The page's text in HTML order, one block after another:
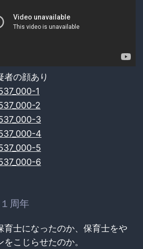
の顔あり
周年
育士になったのか、保育士をや
こじらせたのか。